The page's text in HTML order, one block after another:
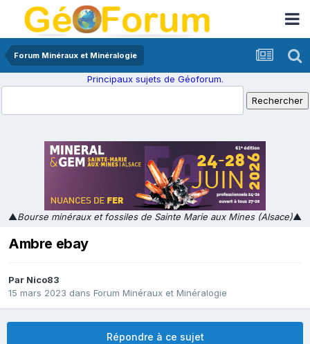
Forum Minéraux et Minéralogie
Principaux sujets de Géoforum.
▲Bourse minéraux et fossiles de Sainte Marie aux Mines (Alsace)▲
Ambre ebay
Par Nico83
15 mars 2023 dans Forum Minéraux et Minéralogie
Répondre à ce sujet